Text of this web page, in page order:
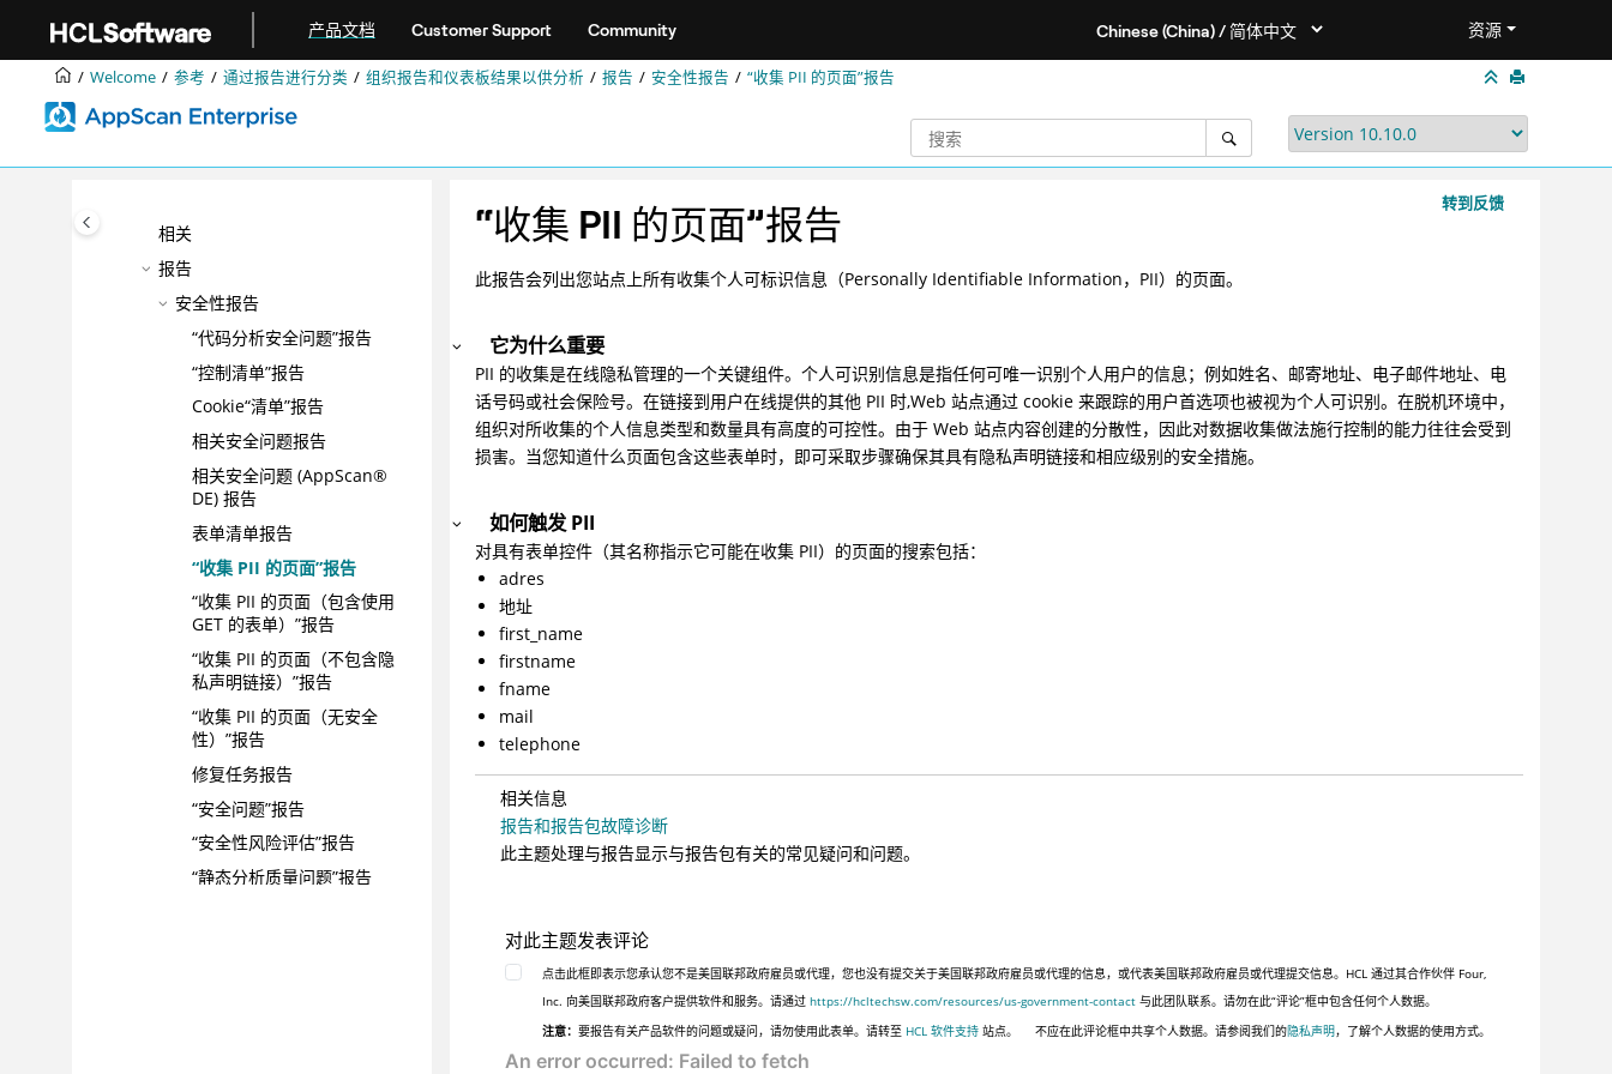
产品文档 Customer Support Community 资源
Welcome 参考 通过报告进行分类 组织报告和仪表板结果以供分析 报告 安全性报告 “收集 PII 的页面”报告
将报告数据分组
搜索报告数据
在报告中使用相同的 URL 识别页
面
相关
报告
安全性报告
“代码分析安全问题”报告
“控制清单”报告
Cookie“清单”报告
相关安全问题报告
相关安全问题 (AppScan®
DE) 报告
表单清单报告
“收集 PII 的页面”报告
“收集 PII 的页面（包含使用
GET 的表单）”报告
“收集 PII 的页面（不包含隐
私声明链接）”报告
“收集 PII 的页面（无安全
性）”报告
修复任务报告
“安全问题”报告
“安全性风险评估”报告
“静态分析质量问题”报告
转到反馈
“收集 PII 的页面”报告
此报告会列出您站点上所有收集个人可标识信息（Personally Identifiable Information，PII）的页面。
它为什么重要
PII 的收集是在线隐私管理的一个关键组件。个人可识别信息是指任何可唯一识别个人用户的信息；例如姓名、邮寄地址、电子邮件地址、电
话号码或社会保险号。在链接到用户在线提供的其他 PII 时,Web 站点通过 cookie 来跟踪的用户首选项也被视为个人可识别。在脱机环境中，
组织对所收集的个人信息类型和数量具有高度的可控性。由于 Web 站点内容创建的分散性，因此对数据收集做法施行控制的能力往往会受到
损害。当您知道什么页面包含这些表单时，即可采取步骤确保其具有隐私声明链接和相应级别的安全措施。
如何触发 PII
对具有表单控件（其名称指示它可能在收集 PII）的页面的搜索包括：
adres
地址
first_name
firstname
fname
mail
telephone
相关信息
报告和报告包故障诊断
此主题处理与报告显示与报告包有关的常见疑问和问题。
对此主题发表评论
点击此框即表示您承认您不是美国联邦政府雇员或代理，您也没有提交关于美国联邦政府雇员或代理的信息，或代表美国联邦政府雇员或代理提交信息。HCL 通过其合作伙伴 Four,
Inc. 向美国联邦政府客户提供软件和服务。请通过https://hcltechsw.com/resources/us-government-contact 与此团队联系。请勿在此“评论”框中包含任何个人数据。
注意：要报告有关产品软件的问题或疑问，请勿使用此表单。请转至 HCL 软件支持 站点。 不应在此评论框中共享个人数据。请参阅我们的隐私声明，了解个人数据的使用方式。